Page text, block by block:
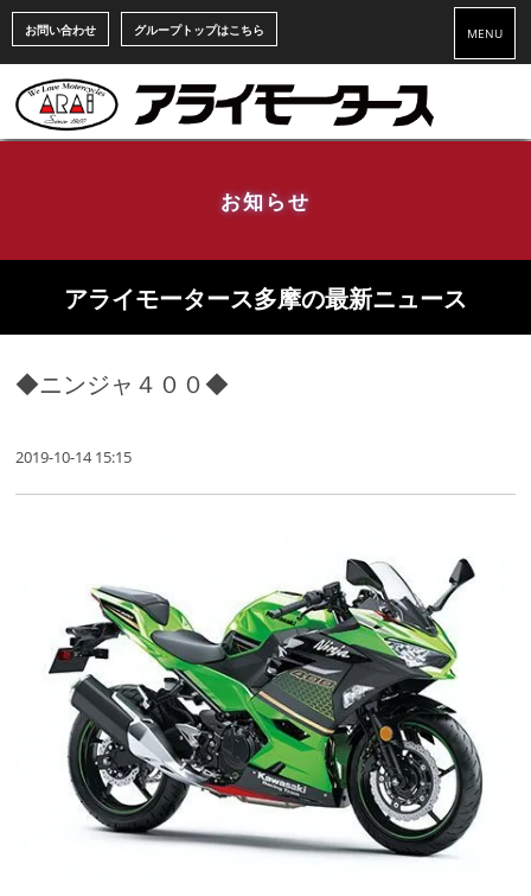
お問い合わせ グループトップはこちら MENU
お知らせ
アライモータース多摩の最新ニュース
◆ニンジャ４００◆
2019-10-14 15:15